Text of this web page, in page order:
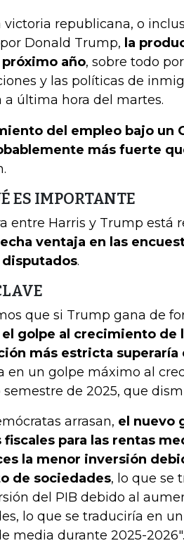
victoria republicana, o
Donald Trump, la
año, sobre todo
y las políticas de
a última hora del martes.
del empleo bajo un
más fuerte
ES IMPORTANTE
entre Harris y Trump está
ventaja en las
.
que si Trump gana de
el golpe al crecimiento de
más estricta
en un golpe máximo al
de 2025, que
arrasan, el nuevo
para las rentas
la menor inversión
de sociedades, lo que se
del PIB debido al
lo que se traduciría en
media durante 2025-2026".